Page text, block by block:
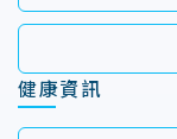
健康資訊